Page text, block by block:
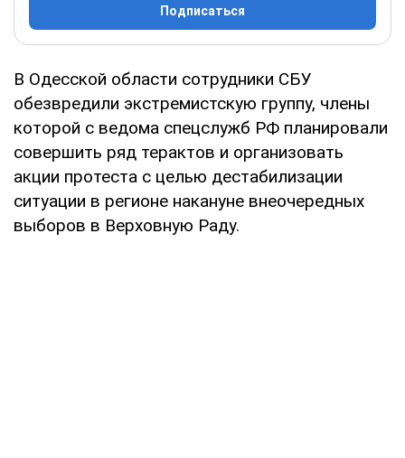
Подписаться
В Одесской области сотрудники СБУ
обезвредили экстремистскую группу, члены
которой с ведома спецслужб РФ планировали
совершить ряд терактов и организовать
акции протеста с целью дестабилизации
ситуации в регионе накануне внеочередных
выборов в Верховную Раду.